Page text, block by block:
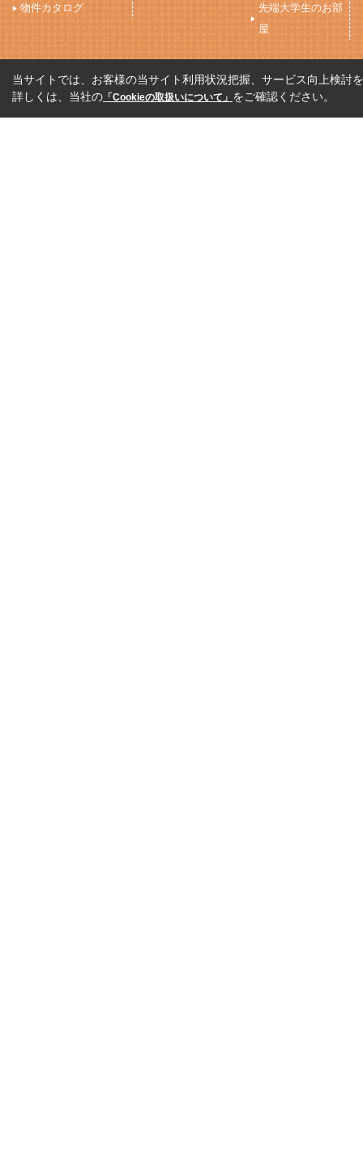
物件カタログ
先端大学生のお部
屋
当サイトでは、お客様の当サイト利用状況把握、サービス向上検討
詳しくは、当社の 「Cookieの取扱いについて」 をご確認ください。